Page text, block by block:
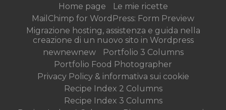
Home page
Le mie ricette
MailChimp for WordPress: Form Preview
Migrazione hosting, assistenza e guida nella
creazione di un nuovo sito in Wordpress
newnewnew
Portfolio 3 Columns
Portfolio Food Photographer
Privacy Policy & informativa sui cookie
Recipe Index 2 Columns
Recipe Index 3 Columns